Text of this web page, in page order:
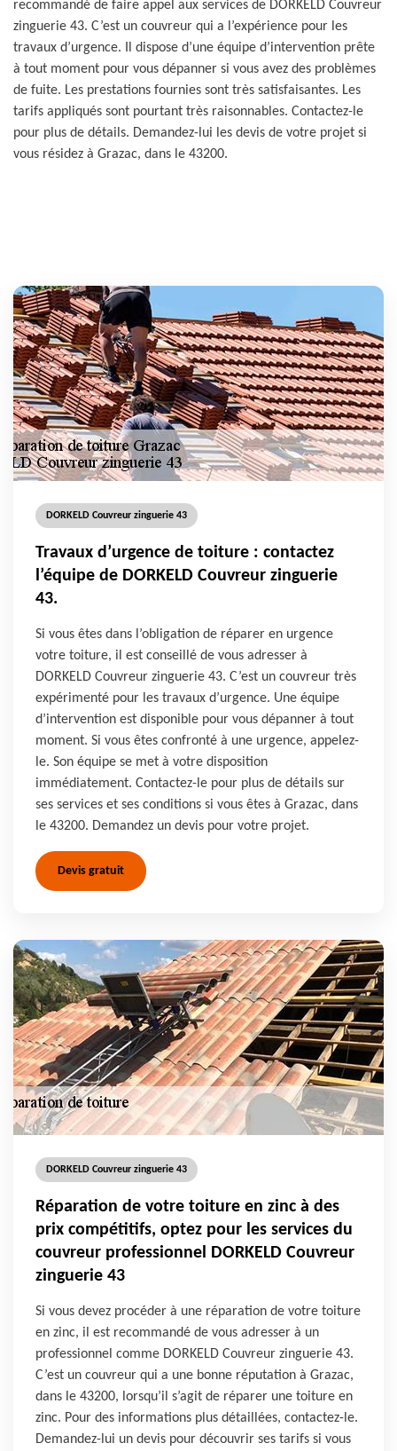
recommandé de faire appel aux services de DORKELD Couvreur
zinguerie 43. C’est un couvreur qui a l’expérience pour les
travaux d’urgence. Il dispose d’une équipe d’intervention prête
à tout moment pour vous dépanner si vous avez des problèmes
de fuite. Les prestations fournies sont très satisfaisantes. Les
tarifs appliqués sont pourtant très raisonnables. Contactez-le
pour plus de détails. Demandez-lui les devis de votre projet si
vous résidez à Grazac, dans le 43200.
DORKELD Couvreur zinguerie 43
Travaux d’urgence de toiture : contactez
l’équipe de DORKELD Couvreur zinguerie
43.
Si vous êtes dans l’obligation de réparer en urgence
votre toiture, il est conseillé de vous adresser à
DORKELD Couvreur zinguerie 43. C’est un couvreur très
expérimenté pour les travaux d’urgence. Une équipe
d’intervention est disponible pour vous dépanner à tout
moment. Si vous êtes confronté à une urgence, appelez-
le. Son équipe se met à votre disposition
immédiatement. Contactez-le pour plus de détails sur
ses services et ses conditions si vous êtes à Grazac, dans
le 43200. Demandez un devis pour votre projet.
Devis gratuit
DORKELD Couvreur zinguerie 43
Réparation de votre toiture en zinc à des
prix compétitifs, optez pour les services du
couvreur professionnel DORKELD Couvreur
zinguerie 43
Si vous devez procéder à une réparation de votre toiture
en zinc, il est recommandé de vous adresser à un
professionnel comme DORKELD Couvreur zinguerie 43.
C’est un couvreur qui a une bonne réputation à Grazac,
dans le 43200, lorsqu’il s’agit de réparer une toiture en
zinc. Pour des informations plus détaillées, contactez-le.
Demandez-lui un devis pour découvrir ses tarifs si vous